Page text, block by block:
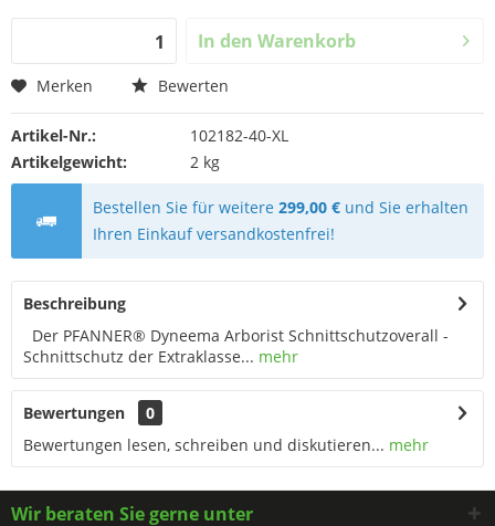
In den Warenkorb
Merken Bewerten
Artikel-Nr.:
102182-40-XL
Artikelgewicht:
2 kg
Bestellen Sie für weitere299,00 € und Sie erhalten
Ihren Einkauf versandkostenfrei!
Beschreibung
Der PFANNER® Dyneema Arborist Schnittschutzoverall -
Schnittschutz der Extraklasse... mehr
Bewertungen
0
Bewertungen lesen, schreiben und diskutieren... mehr
Wir beraten Sie gerne unter